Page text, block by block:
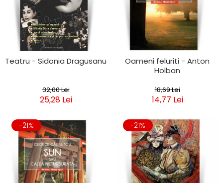
Teatru - Sidonia Dragusanu
32,00 Lei
25,28 Lei
Oameni feluriti - Anton
Holban
18,69 Lei
14,77 Lei
-21% -21%